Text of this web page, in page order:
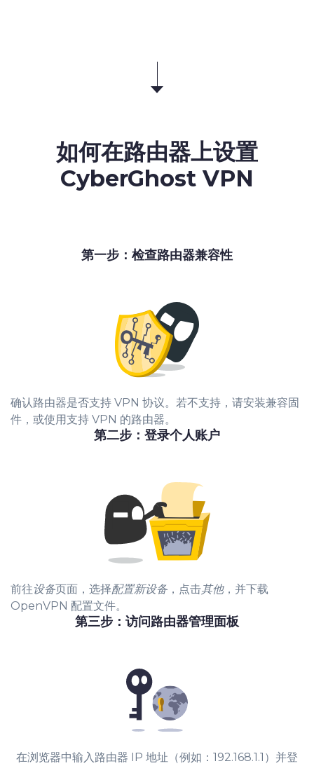
如何在路由器上设置
CyberGhost VPN
第一步：检查路由器兼容性
确认路由器是否支持 VPN 协议。若不支持，请安装兼容固
件，或使用支持 VPN 的路由器。
第二步：登录个人账户
前往设备页面，选择配置新设备 ，点击其他，并下载
OpenVPN 配置文件。
第三步：访问路由器管理面板
在浏览器中输入路由器 IP 地址（例如：192.168.1.1）并登